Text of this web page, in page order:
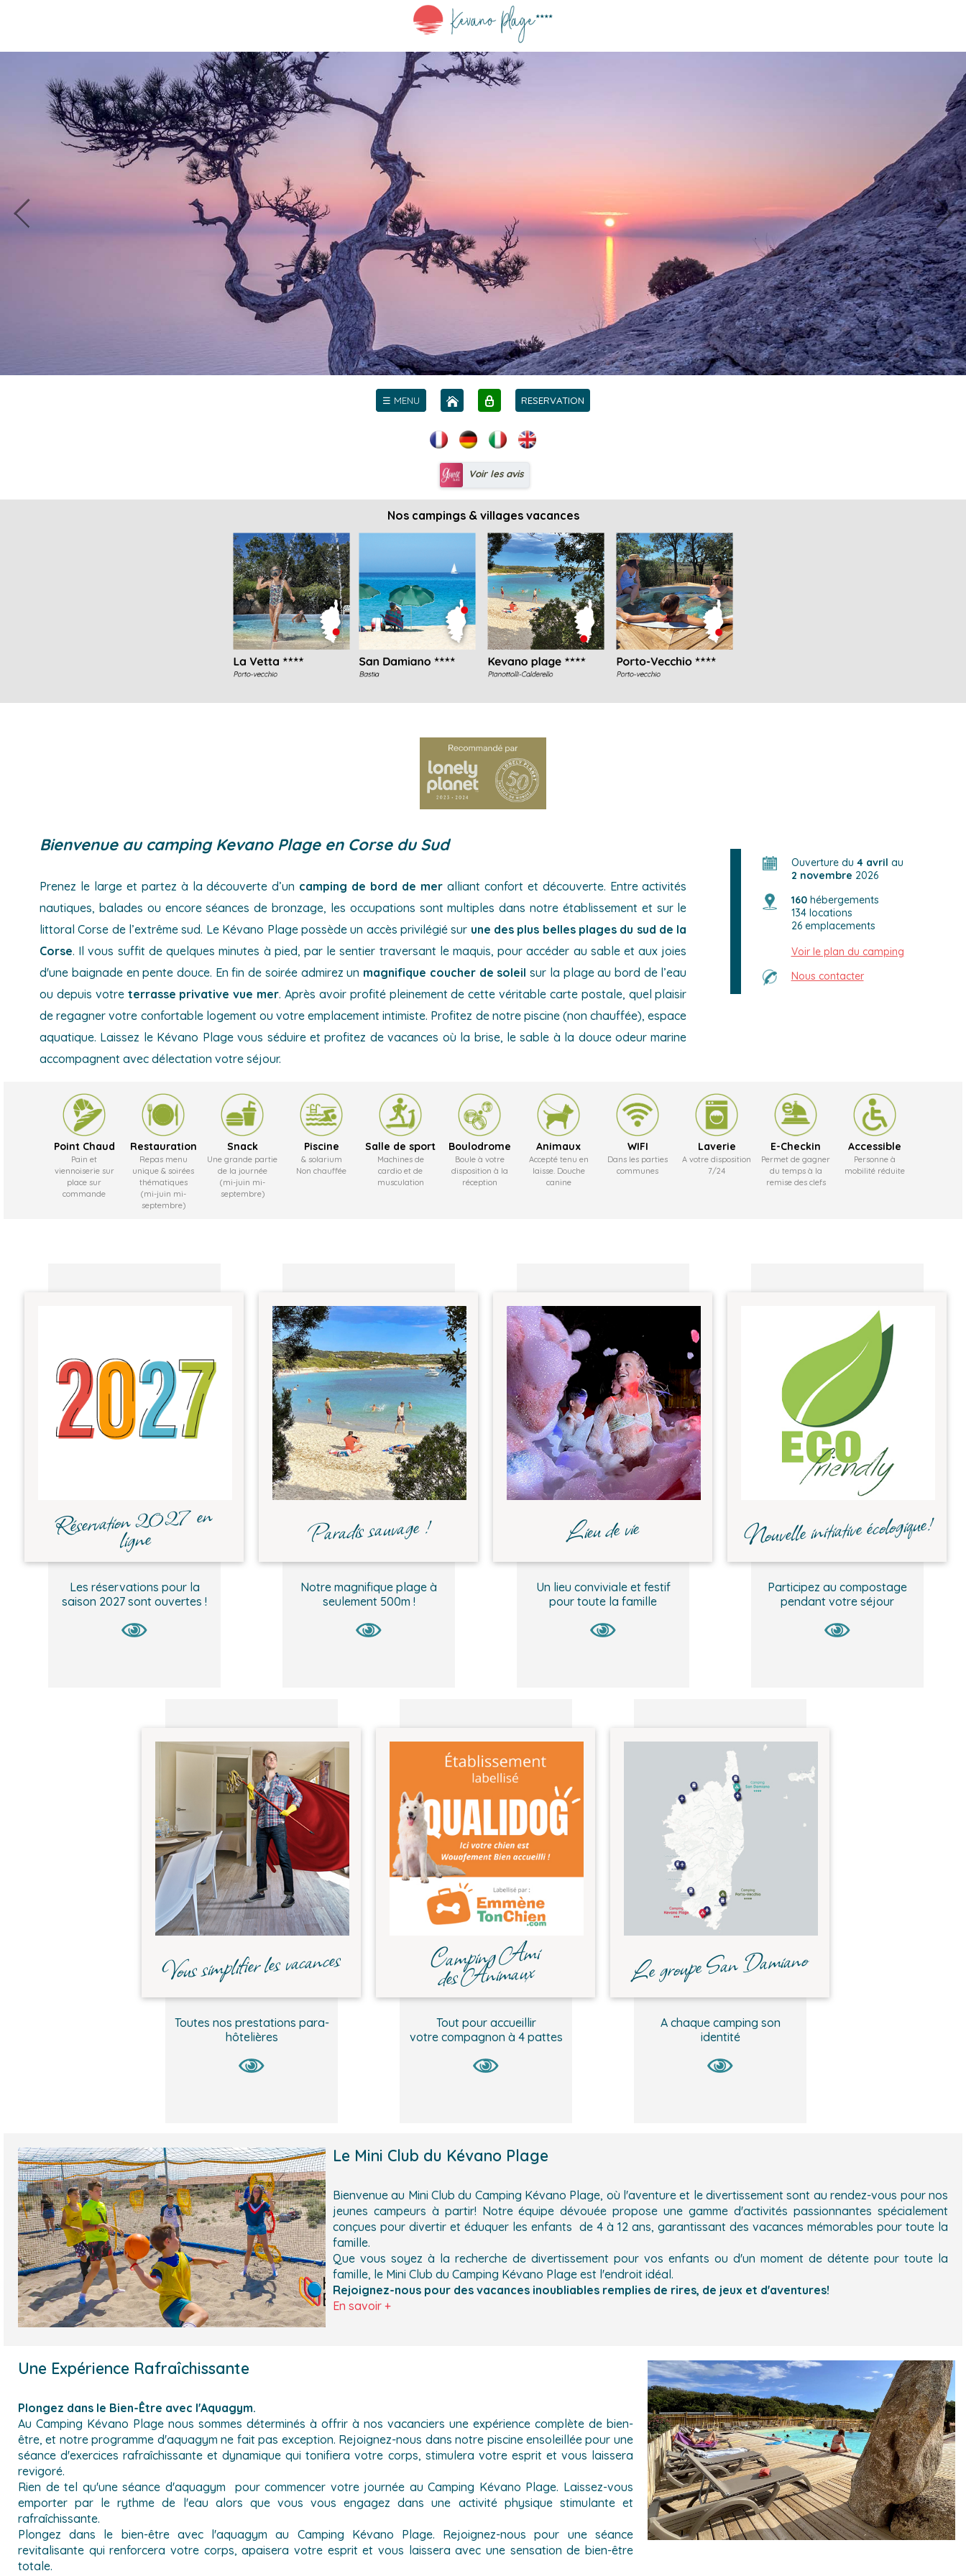
☰ MENU RESERVATION
Voir les avis
Nos campings & villages vacances
Bienvenue au camping Kevano Plage en Corse du Sud
Prenez le large et partez à la découverte d’un camping de bord de meralliant confort et découverte. Entre activités
nautiques, balades ou encore séances de bronzage, les occupations sont multiples dans notre établissement et sur le
littoral Corse de l’extrême sud. Le Kévano Plage possède un accès privilégié sur une des plus belles plages du sud de la
Corse. Il vous suffit de quelques minutes à pied, par le sentier traversant le maquis, pour accéder au sable et aux joies
d'une baignade en pente douce. En fin de soirée admirez un magnifique coucher de soleil sur la plage au bord de l’eau
ou depuis votre terrasse privative vue mer. Après avoir profité pleinement de cette véritable carte postale, quel plaisir
de regagner votre confortable logement ou votre emplacement intimiste. Profitez de notre piscine (non chauffée), espace
aquatique. Laissez le Kévano Plage vous séduire et profitez de vacances où la brise, le sable à la douce odeur marine
accompagnent avec délectation votre séjour.
Ouverture du 4 avril au
2 novembre 2026
160hébergements
134 locations
26 emplacements
Voir le plan du camping
Nous contacter
Point Chaud
Pain et
viennoiserie sur
place sur
commande
Restauration
Repas menu
unique & soirées
thématiques
(mi-juin mi-
septembre)
Snack
Une grande partie
de la journée
(mi-juin mi-
septembre)
Piscine
& solarium
Non chauffée
Salle de sport
Machines de
cardio et de
musculation
Boulodrome
Boule à votre
disposition à la
réception
Animaux
Accepté tenu en
laisse. Douche
canine
WIFI
Dans les parties
communes
Laverie
A votre disposition
7/24
E-Checkin
Permet de gagner
du temps à la
remise des clefs
Accessible
Personne à
mobilité réduite
Réservation 2027 en
ligne
Les réservations pour la
saison 2027 sont ouvertes !
Paradis sauvage !
Notre magnifique plage à
seulement 500m !
Lieu de vie
Un lieu conviviale et festif
pour toute la famille
Nouvelle initiative écologique!
Participez au compostage
pendant votre séjour
Vous simplifier les vacances
Toutes nos prestations para-
hôtelières
Camping Ami
des Animaux
Tout pour accueillir
votre compagnon à 4 pattes
Le groupe San Damiano
A chaque camping son
identité
Le Mini Club du Kévano Plage
Bienvenue au Mini Club du Camping Kévano Plage, où l'aventure et le divertissement sont au rendez-vous pour nos
jeunes campeurs à partir! Notre équipe dévouée propose une gamme d'activités passionnantes spécialement
conçues pour divertir et éduquer les enfants de 4 à 12 ans, garantissant des vacances mémorables pour toute la
famille.
Que vous soyez à la recherche de divertissement pour vos enfants ou d'un moment de détente pour toute la
famille, le Mini Club du Camping Kévano Plage est l'endroit idéal.
Rejoignez-nous pour des vacances inoubliables remplies de rires, de jeux et d'aventures!
En savoir +
Une Expérience Rafraîchissante
Plongez dans le Bien-Être avec l'Aquagym.
Au Camping Kévano Plage nous sommes déterminés à offrir à nos vacanciers une expérience complète de bien-
être, et notre programme d'aquagym ne fait pas exception. Rejoignez-nous dans notre piscine ensoleillée pour une
séance d'exercices rafraîchissante et dynamique qui tonifiera votre corps, stimulera votre esprit et vous laissera
revigoré.
Rien de tel qu'une séance d'aquagym pour commencer votre journée au Camping Kévano Plage. Laissez-vous
emporter par le rythme de l'eau alors que vous vous engagez dans une activité physique stimulante et
rafraîchissante.
Plongez dans le bien-être avec l'aquagym au Camping Kévano Plage. Rejoignez-nous pour une séance
revitalisante qui renforcera votre corps, apaisera votre esprit et vous laissera avec une sensation de bien-être
totale.